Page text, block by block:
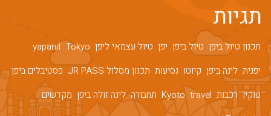
תגיות
תכנון טיול ביפן טיול ביפן יפן טיול עצמאי ליפן Tokyo
yapanit
יפנית לינה ביפן קיוטו נסיעות תכנון מסלול JR PASS
פסטיבלים ביפן
טוקיו רכבות travel
Kyoto תחבורה לינה זולה ביפן מקדשים